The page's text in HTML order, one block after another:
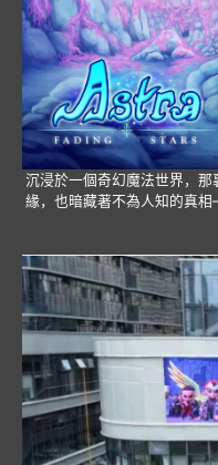
沉浸於一個奇幻魔法世界，
緣，也暗藏著不為人知的真